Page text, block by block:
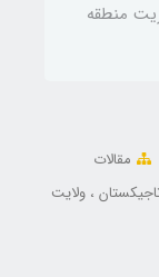
منطقه
مقالات
ولایت